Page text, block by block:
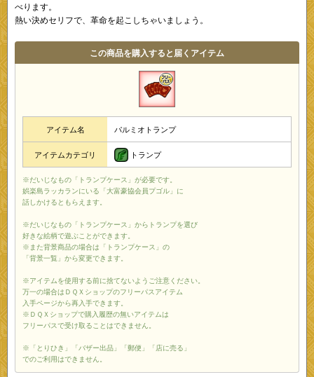
べります。
熱い決めセリフで、革命を起こしちゃいましょう。
この商品を購入すると届くアイテム
アイテム名 パルミオトランプ
アイテムカテゴリ トランプ
※だいじなもの「トランプケース」が必要です。
娯楽島ラッカランにいる「大富豪協会員プゴル」に
話しかけるともらえます。
※だいじなもの「トランプケース」からトランプを選び
好きな絵柄で遊ぶことができます。
※また背景商品の場合は「トランプケース」の
「背景一覧」から変更できます。
※アイテムを使用する前に捨てないようご注意ください。
万一の場合はＤＱＸショップのフリーパスアイテム
入手ページから再入手できます。
※ＤＱＸショップで購入履歴の無いアイテムは
フリーパスで受け取ることはできません。
※「とりひき」「バザー出品」「郵便」「店に売る」
でのご利用はできません。